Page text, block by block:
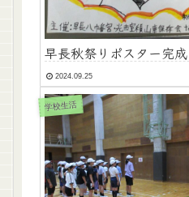
早長秋祭りポスター完成
2024.09.25
学校生活